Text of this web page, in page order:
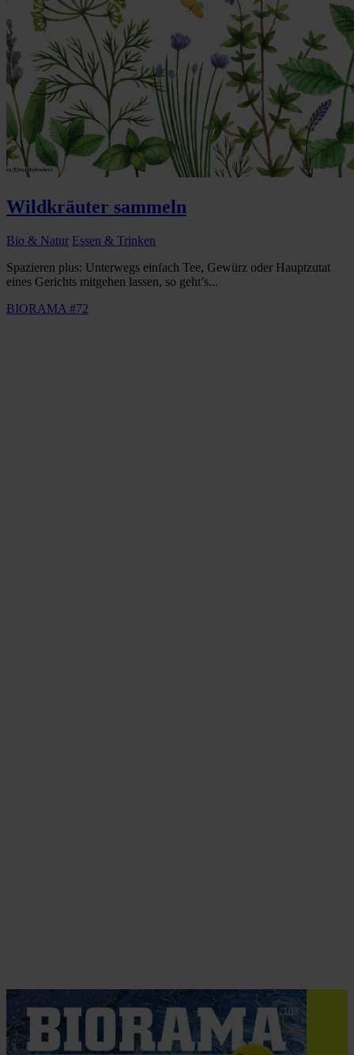
Wildkräuter sammeln
Bio & Natur Essen & Trinken
Spazieren plus: Unterwegs einfach Tee, Gewürz oder Hauptzutat
eines Gerichts mitgehen lassen, so geht’s...
BIORAMA #72